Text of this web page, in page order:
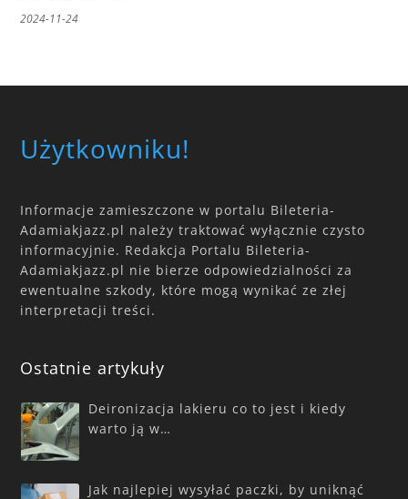
2024-11-24
Użytkowniku!
Informacje zamieszczone w portalu Bileteria-
Adamiakjazz.pl należy traktować wyłącznie czysto
informacyjnie. Redakcja Portalu Bileteria-
Adamiakjazz.pl nie bierze odpowiedzialności za
ewentualne szkody, które mogą wynikać ze złej
interpretacji treści.
Ostatnie artykuły
Deironizacja lakieru co to jest i kiedy
warto ją w…
Jak najlepiej wysyłać paczki, by uniknąć